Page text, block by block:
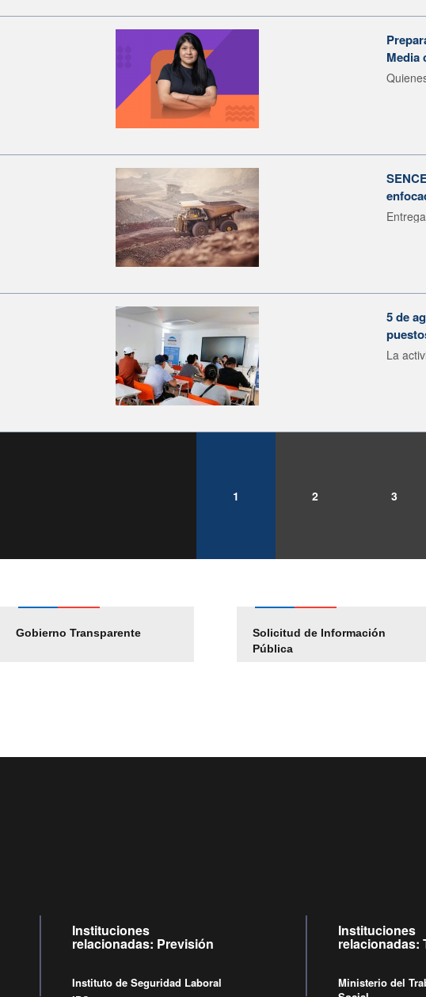
Media
5 de
La
1 2 3
Gobierno Transparente
Solicitud de Información
Pública
Pago Proveedores
Empleos
Instituciones
relacionadas: Previsión
Instituto de Seguridad Laboral
Instituciones
relacionadas:
Ministerio del